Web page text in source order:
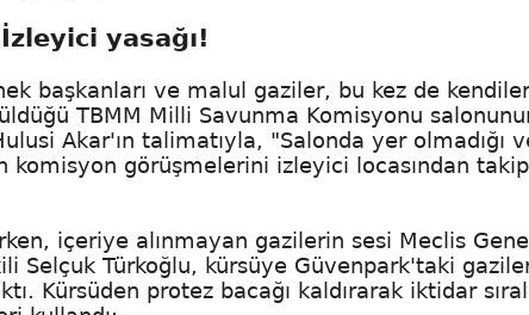
yasağı!
başkanları ve malul gaziler, bu kez de
TBMM Milli Savunma Komisyonu
Akar'ın talimatıyla, "Salonda yer olmadığı
görüşmelerini izleyici locasından
içeriye alınmayan gazilerin sesi Meclis
Selçuk Türkoğlu, kürsüye Güvenpark'taki
Kürsüden protez bacağı kaldırarak iktidar